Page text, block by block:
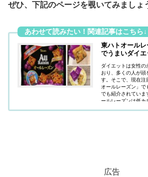
ぜひ、下記のページを覗いてみましょ
東ハトオール
でうまいダイ
ダイエットは女性の
おり、多くの人が頭
す。そこで、現在注
オールレーズン」で
でも紹介されていま
ールレーズンは低カ
広告